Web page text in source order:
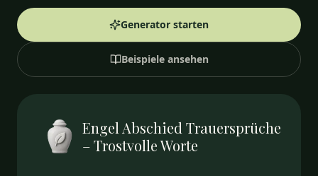
Generator starten
Beispiele ansehen
Engel Abschied Trauersprüche
– Trostvolle Worte